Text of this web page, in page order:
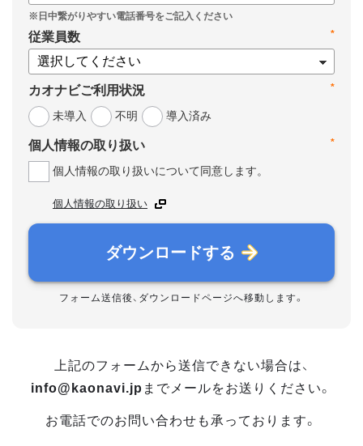
*
従業員数
*
カオナビご利用状況
未導入
不明 導入済み
*
個人情報の取り扱い
個人情報の取り扱いについて同意します。
個人情報の取り扱い
ダウンロードする
フォーム送信後、ダウンロードページへ移動します。
上記のフォームから送信できない場合は、
info@kaonavi.jp までメールをお送りください。
お電話でのお問い合わせも承っております。